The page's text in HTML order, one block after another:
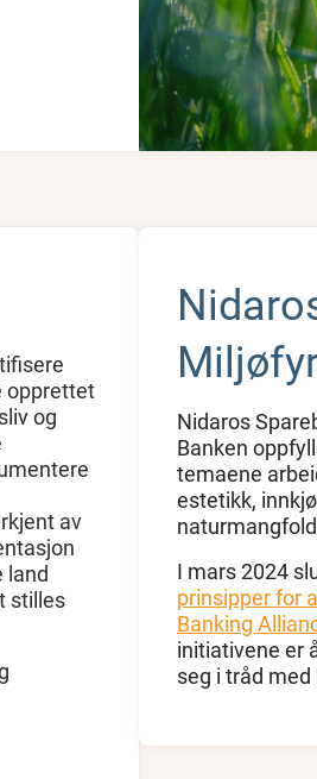
opprettet
og
av
land
stilles
Nidaros
Banken
temaene
estetikk,
I mars 2024
prinsipper for
Banking
initiativene er
seg i tråd